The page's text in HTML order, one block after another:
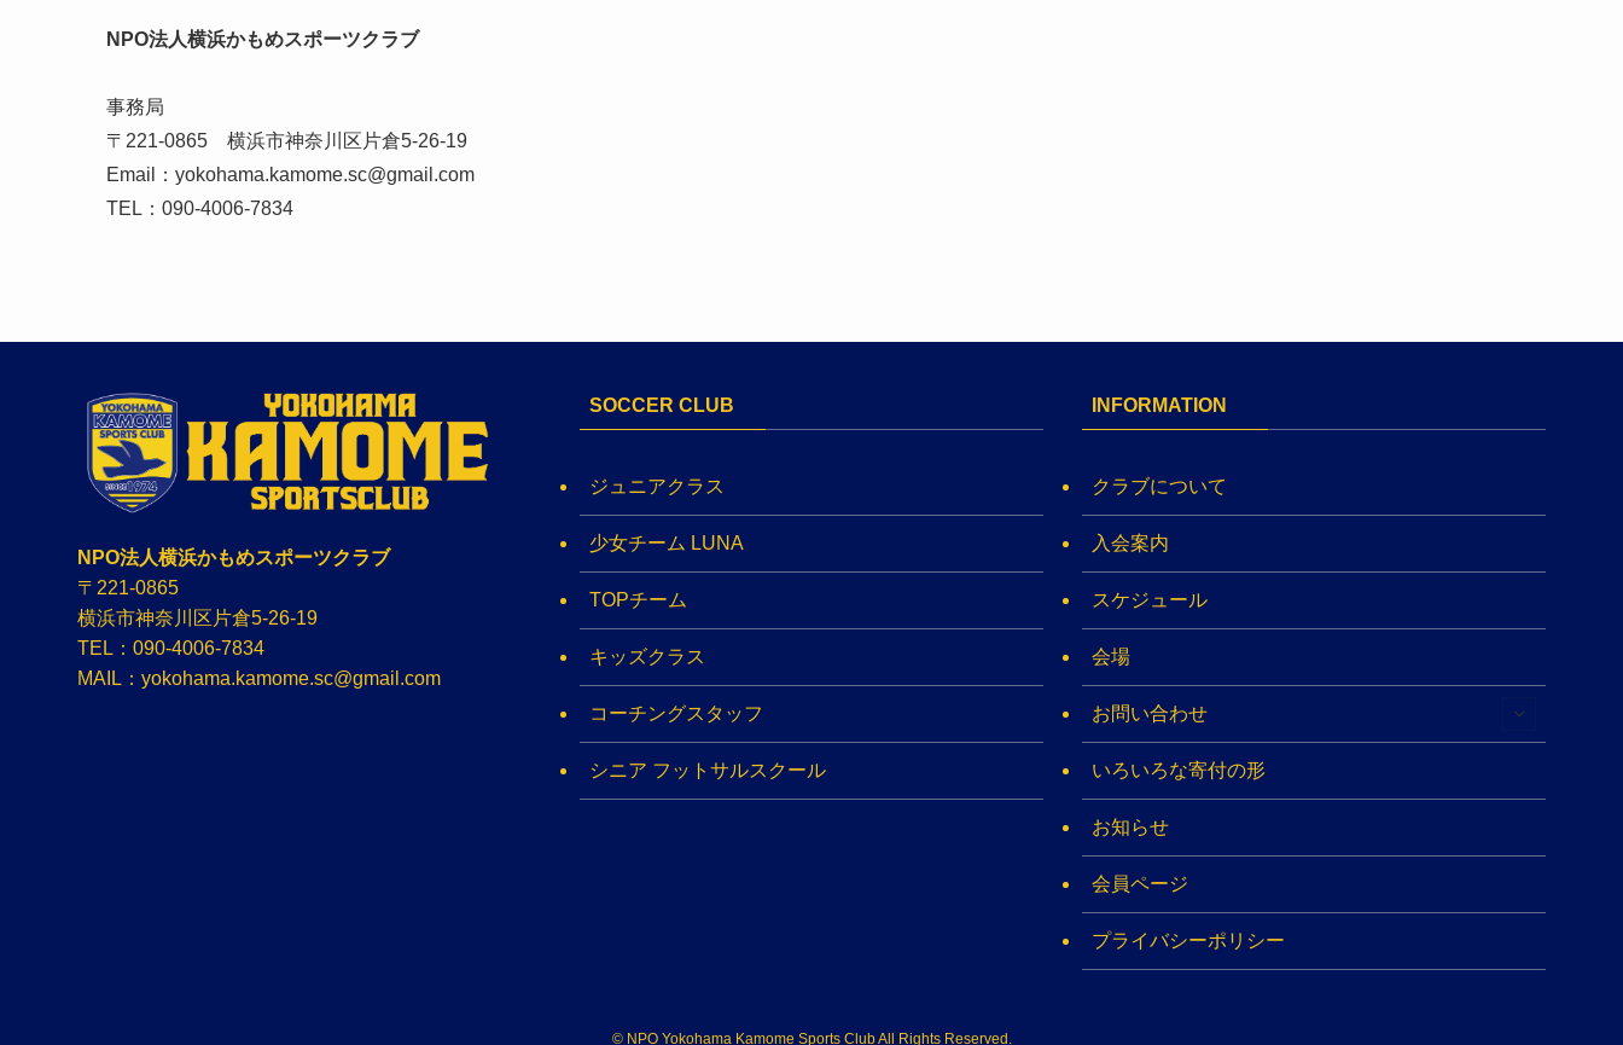
NPO法人横浜かもめスポーツクラブ
事務局
〒221-0865 横浜市神奈川区片倉5-26-19
Email：yokohama.kamome.sc@gmail.com
TEL：090-4006-7834
NPO法人横浜かもめスポーツクラブ
〒221-0865
横浜市神奈川区片倉5-26-19
TEL：090-4006-7834
MAIL：yokohama.kamome.sc@gmail.com
SOCCER CLUB
ジュニアクラス
少女チーム LUNA
TOPチーム
キッズクラス
コーチングスタッフ
シニア フットサルスクール
INFORMATION
クラブについて
入会案内
スケジュール
会場
お問い合わせ
いろいろな寄付の形
お知らせ
会員ページ
プライバシーポリシー
©NPO Yokohama Kamome Sports Club All Rights Reserved​.